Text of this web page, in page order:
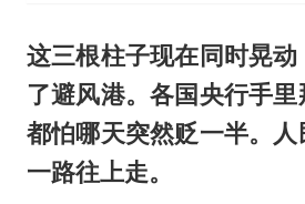
这三根柱子现在同时晃
了避风港。各国央行手
都怕哪天突然贬一半。
一路往上走。